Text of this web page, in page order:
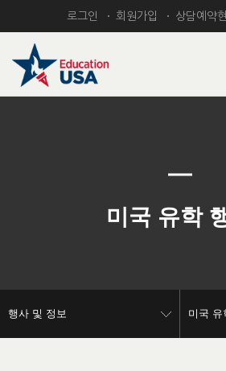
로그인 회원가입 상담예약
미국 유학
행사 및 정보 미국 유